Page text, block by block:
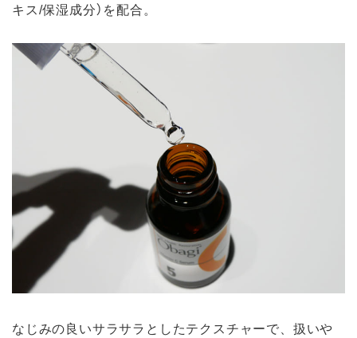
キス/保湿成分）を配合。
なじみの良いサラサラとしたテクスチャーで、扱いや